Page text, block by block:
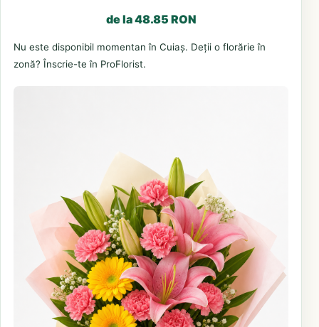
de la 48.85 RON
Nu este disponibil momentan în Cuiaș. Deții o florărie în
zonă? Înscrie-te în ProFlorist.